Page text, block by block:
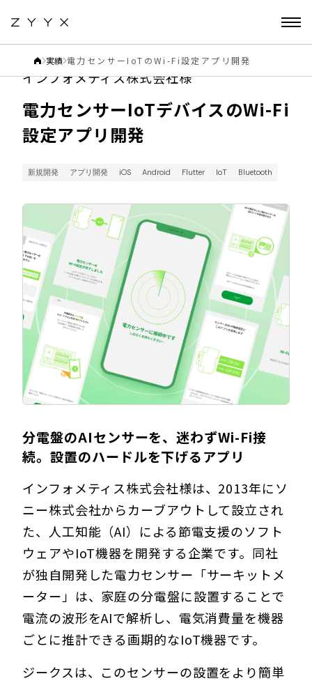
実績 電力センサーIoTのWi-Fi設定アプリ開発
インフォメティス株式会社様
電力センサーIoTデバイスのWi-Fi
設定アプリ開発
新規開発 アプリ開発 iOS Android Flutter IoT Bluetooth
分電盤のAIセンサーを、迷わずWi-Fi接
続。設置のハードルを下げるアプリ
インフォメティス株式会社様は、2013年にソ
ニー株式会社からカーブアウトして設立され
た、人工知能（AI）による節電支援のソフト
ウェアやIoT機器を開発する企業です。同社
が独自開発した電力センサー「サーキットメ
ーター」は、家庭の分電盤に設置することで
電流の波形をAIで解析し、電気消費量を機器
ごとに推計できる画期的なIoT機器です。
ジークスは、このセンサーの設置をより簡単